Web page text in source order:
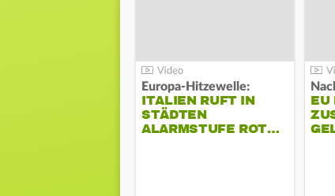
Europa-Hitzewelle:
ITALIEN RUFT IN
STÄDTEN
ALARMSTUFE ROT…
EU